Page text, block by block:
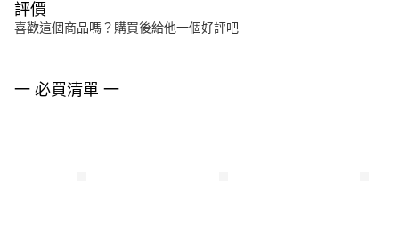
評價
喜歡這個商品嗎？購買後給他一個好評吧
一 必買清單 一